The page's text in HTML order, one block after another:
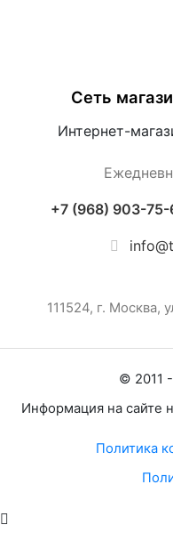
Сеть
Интернет-
+7 (968) 903-75-
111524, г. Москва,
© 2011 -
Информация на сайте
Политика